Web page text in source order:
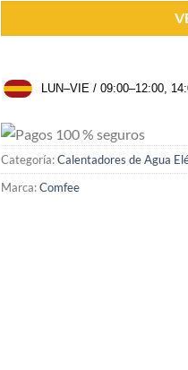
LUN–VIE / 09:00–12:00,
Categoría:Calentadores de Agua
Marca:Comfee